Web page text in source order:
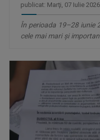
publicat: Marţi, 07 Iulie 2026
În perioada 19–28 iunie
cele mai mari și